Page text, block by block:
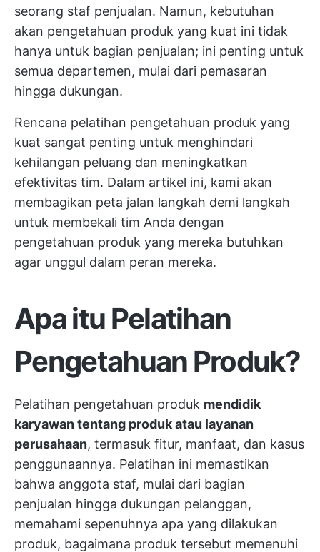
seorang staf penjualan. Namun, kebutuhan
akan pengetahuan produk yang kuat ini tidak
hanya untuk bagian penjualan; ini penting untuk
semua departemen, mulai dari pemasaran
hingga dukungan.
Rencana pelatihan pengetahuan produk yang
kuat sangat penting untuk menghindari
kehilangan peluang dan meningkatkan
efektivitas tim. Dalam artikel ini, kami akan
membagikan peta jalan langkah demi langkah
untuk membekali tim Anda dengan
pengetahuan produk yang mereka butuhkan
agar unggul dalam peran mereka.
Apa itu Pelatihan
Pengetahuan Produk?
Pelatihan pengetahuan produk mendidik
karyawan tentang produk atau layanan
perusahaan, termasuk fitur, manfaat, dan kasus
penggunaannya. Pelatihan ini memastikan
bahwa anggota staf, mulai dari bagian
penjualan hingga dukungan pelanggan,
memahami sepenuhnya apa yang dilakukan
produk, bagaimana produk tersebut memenuhi